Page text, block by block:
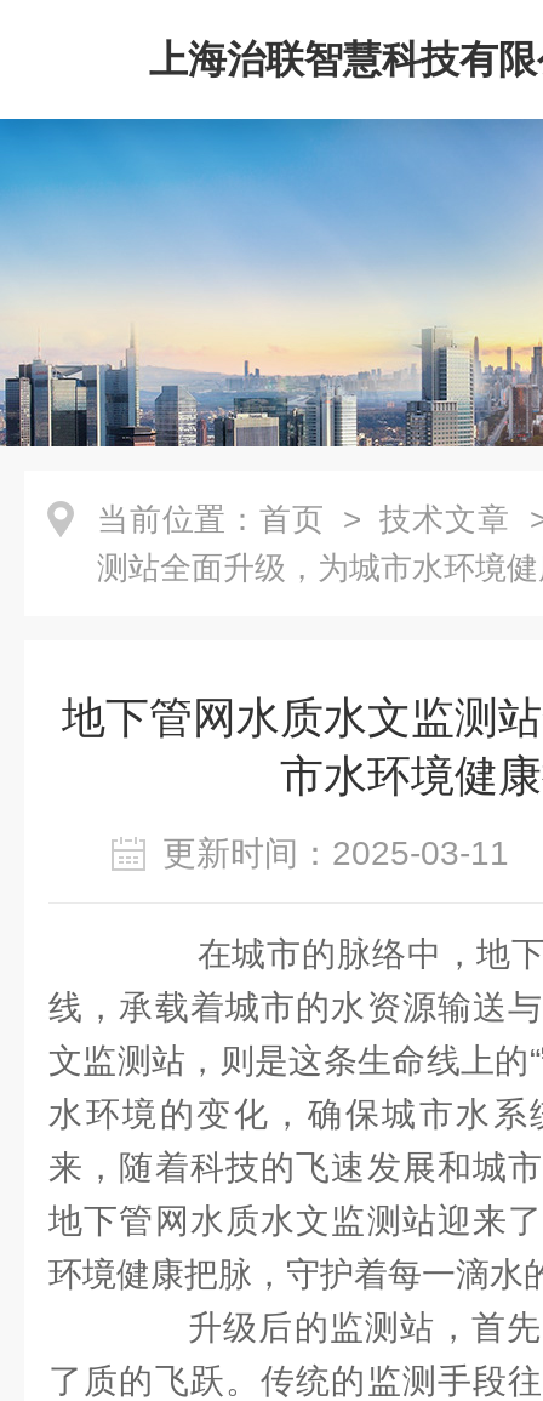
上海治联智慧科技有
当前位置： 首页 > 技术文章
测站全面升级，为城市水环境
地下管网水质水文监测
市水环境健
更新时间：2025-03-
在城市的脉络中，地下
线，承载着城市的水资源输送
文监测站，则是这条生命线上的
水环境的变化，确保城市水
来，随着科技的飞速发展和城
地下管网水质水文监测站迎来
环境健康把脉，守护着每一滴水
升级后的监测站，首先
了质的飞跃。传统的监测手段